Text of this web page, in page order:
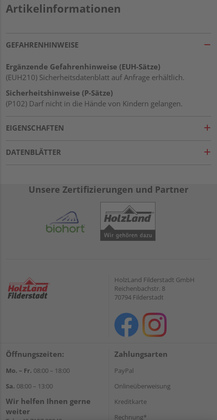
Artikelinformationen
GEFAHRENHINWEISE
Ergänzende Gefahrenhinweise (EUH-Sätze)
(EUH210) Sicherheitsdatenblatt auf Anfrage erhältlich.
Sicherheitshinweise (P-Sätze)
(P102) Darf nicht in die Hände von Kindern gelangen.
EIGENSCHAFTEN
DATENBLÄTTER
Unsere Zertifizierungen und Partner
HolzLand Filderstadt GmbH
Reichenbachstr. 8
70794 Filderstadt
Öffnungszeiten:
Mo. – Fr. 08:00 – 18:00
Sa. 08:00 – 13:00
Wir helfen Ihnen gerne
weiter
Zahlungsarten
PayPal
Onlineüberweisung
Kreditkarte
Rechnung*